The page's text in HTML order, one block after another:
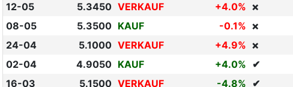
12-05
5.3450 VERKAUF +4.0% ❌
08-05
5.3500 KAUF -0.1% ❌
24-04
5.1000 VERKAUF +4.9% ❌
02-04
4.9050 KAUF +4.0% ✔
16-03
5.1500 VERKAUF -4.8% ✔